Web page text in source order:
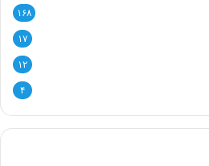
۱۶۸
۱۷
۱۲
۴